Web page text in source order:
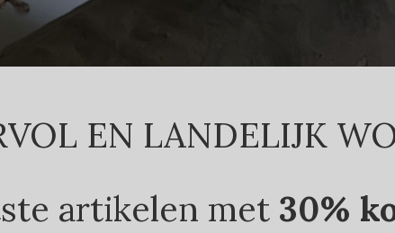
EN LANDELIJK
artikelen met 30%